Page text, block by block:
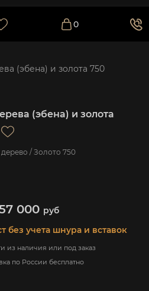
0
(эбена) и золота 750
(эбена) и золота
/ Золото 750
000 руб
без учета шнура и вставок
из наличия или под заказ
по России бесплатно